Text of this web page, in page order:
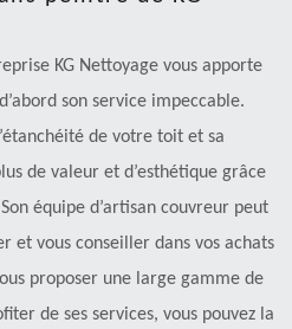
KG Nettoyage vous apporte
son service impeccable.
de votre toit et sa
de valeur et d’esthétique grâce
équipe d’artisan couvreur peut
et vous conseiller dans vos achats
proposer une large gamme de
de ses services, vous pouvez la